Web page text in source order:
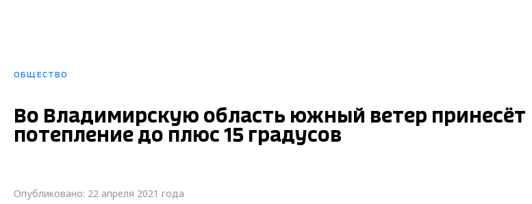
ОБЩЕСТВО
Во Владимирскую область южный ветер принесёт
потепление до плюс 15 градусов
Опубликовано: 22 апреля 2021 года